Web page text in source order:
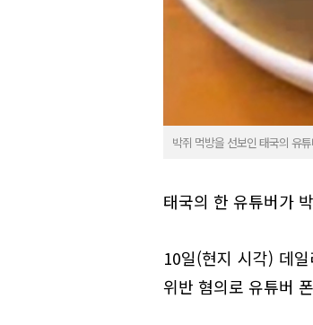
박쥐 먹방을 선보인 태국의 유
태국의 한 유튜버가
10일(현지 시각) 데
위반 혐의로 유튜버